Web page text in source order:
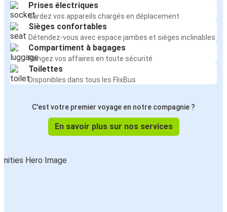
Prises électriques
Gardez vos appareils chargés en déplacement
Sièges confortables
Détendez-vous avec espace jambes et sièges inclinables
Compartiment à bagages
Rangez vos affaires en toute sécurité
Toilettes
Disponibles dans tous les FlixBus
C'est votre premier voyage en notre compagnie ?
En savoir plus sur nos services